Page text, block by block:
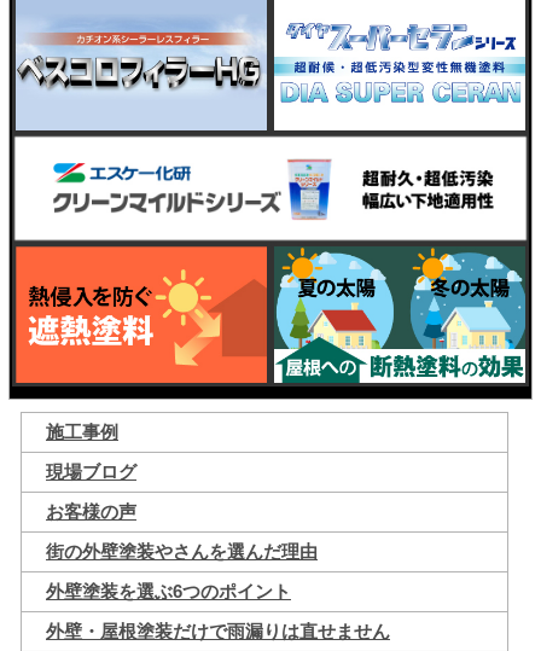
施工事例
現場ブログ
お客様の声
街の外壁塗装やさんを選んだ理由
外壁塗装を選ぶ6つのポイント
外壁・屋根塗装だけで雨漏りは直せません